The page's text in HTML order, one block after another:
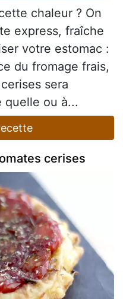
chaleur ? On
express, fraîche
votre estomac :
du fromage frais,
sera
ou à...
cerises